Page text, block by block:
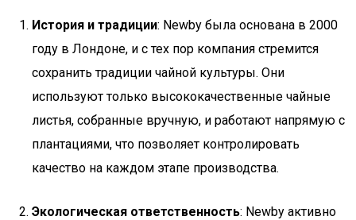
История и традиции: Newby была основана в 2000
году в Лондоне, и с тех пор компания стремится
сохранить традиции чайной культуры. Они
используют только высококачественные чайные
листья, собранные вручную, и работают напрямую с
плантациями, что позволяет контролировать
качество на каждом этапе производства.
Экологическая ответственность: Newby активно